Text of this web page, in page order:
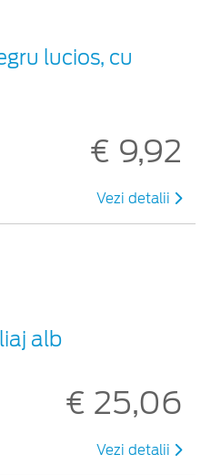
lucios, cu
€ 9,92
Vezi detalii
alb
€ 25,06
Vezi detalii